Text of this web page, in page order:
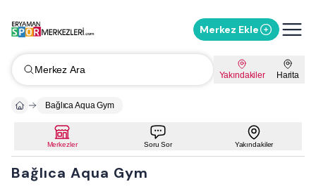
Merkez Ekle
Merkez Ara Yakındakiler Harita
Bağlıca Aqua Gym
Merkezler Soru Sor Yakındakiler
Bağlıca Aqua Gym